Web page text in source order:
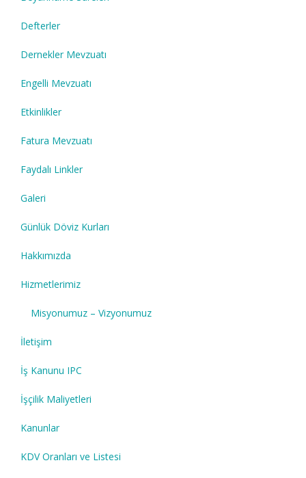
Defterler
Dernekler Mevzuatı
Engelli Mevzuatı
Etkinlikler
Fatura Mevzuatı
Faydalı Linkler
Galeri
Günlük Döviz Kurları
Hakkımızda
Hizmetlerimiz
Misyonumuz – Vizyonumuz
İletişim
İş Kanunu IPC
İşçilik Maliyetleri
Kanunlar
KDV Oranları ve Listesi